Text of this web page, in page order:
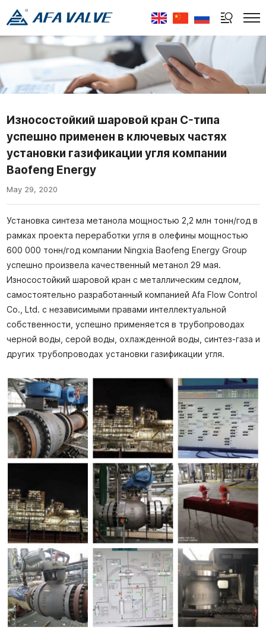
Select Language
Износостойкий шаровой кран C-типа
успешно применен в ключевых частях
установки газификации угля компании
Baofeng Energy
May 29, 2020
Установка синтеза метанола мощностью 2,2 млн тонн/год в
рамках проекта переработки угля в олефины мощностью
600 000 тонн/год компании Ningxia Baofeng Energy Group
успешно произвела качественный метанол 29 мая.
Износостойкий шаровой кран с металлическим седлом,
самостоятельно разработанный компанией Afa Flow Control
Co., Ltd. с независимыми правами интеллектуальной
собственности, успешно применяется в трубопроводах
черной воды, серой воды, охлажденной воды, синтез-газа и
других трубопроводах установки газификации угля.